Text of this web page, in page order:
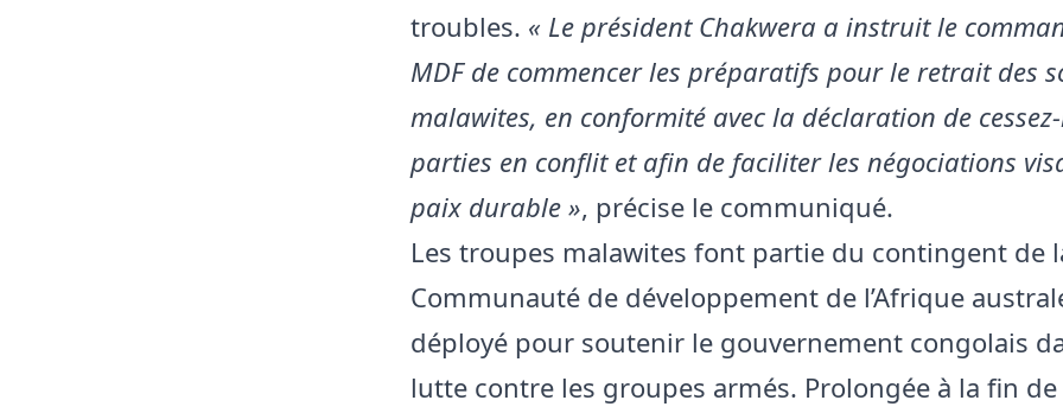
troubles. « Le président Chakwera a instruit le
MDF de commencer les préparatifs pour le retrait des
malawites, en conformité avec la déclaration de
parties en conflit et afin de faciliter les négociations
paix durable », précise le communiqué.
Les troupes malawites font partie du contingent de
Communauté de développement de l’Afrique
déployé pour soutenir le gouvernement congolais
lutte contre les groupes armés. Prolongée à la fin de